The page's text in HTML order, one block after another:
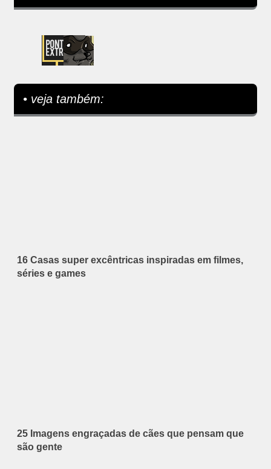
• veja também:
16 Casas super excêntricas inspiradas em filmes,
séries e games
25 Imagens engraçadas de cães que pensam que
são gente